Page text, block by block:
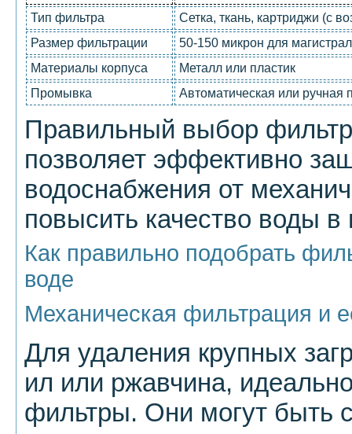
Тип фильтра
Сетка, ткань, картриджи (с
Размер фильтрации
50-150 микрон для
Материалы корпуса
Металл или пластик
Промывка
Автоматическая или ручная
Правильный выбор
позволяет эффективно
водоснабжения от
повысить качество воды
Как правильно подобрать
воде
Механическая фильтрация и
Для удаления крупных
ил или ржавчина,
фильтры. Они могут быть